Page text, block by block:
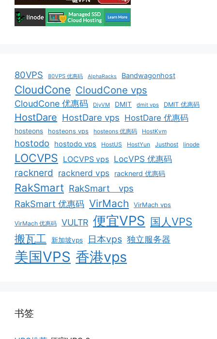
80VPS 80VPS 优惠码 AlphaRacks Bandwagonhost
CloudCone CloudCone vps
CloudCone 优惠码 DiyVM DMIT dmit vps DMIT 优惠码
HostDare HostDare vps HostDare 优惠码
hosteons hosteons vps hosteons 优惠码 HostKvm
hostodo hostodo vps HostUS HostYun Justhost linode
LOCVPS LOCVPS vps LocVPS 优惠码
racknerd racknerd vps racknerd 优惠码
RakSmart RakSmart vps
RakSmart 优惠码 VirMach VirMach vps
VirMach 优惠码 VULTR 便宜VPS 国人VPS
搬瓦工
新加坡vps 日本vps 独立服务器
美国VPS 香港vps
书签